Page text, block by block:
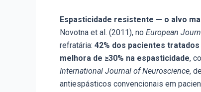
Espasticidade resistente — o alvo
Novotna et al. (2011), no European
refratária: 42% dos pacientes
melhora de ≥30% na espasticidade,
International Journal of Neuroscience,
antiespásticos convencionais em